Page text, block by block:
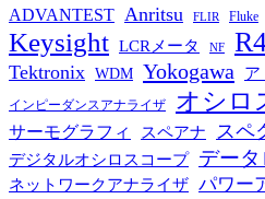
ADVANTEST Anritsu FLIR Fluke
Keysight LCRメータ NF
Tektronix WDM Yokogawa ア
インピーダンスアナライザ オシロ
サーモグラフィ スペアナ スペ
デジタルオシロスコープ デー
ネットワークアナライザ パワー